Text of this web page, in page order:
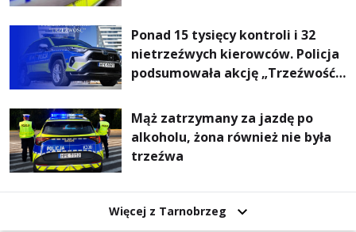
Ponad 15 tysięcy kontroli i 32
nietrzeźwych kierowców. Policja
podsumowała akcję „Trzeźwość”
Mąż zatrzymany za jazdę po
alkoholu, żona również nie była
trzeźwa
Więcej z Tarnobrzeg